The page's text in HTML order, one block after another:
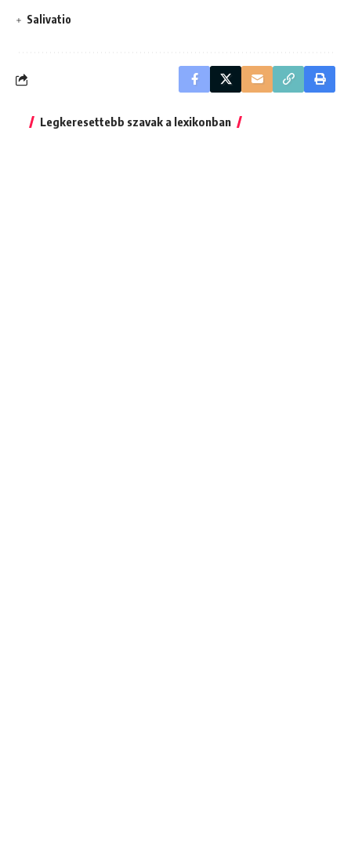
Salivatio
Legkeresettebb szavak a lexikonban